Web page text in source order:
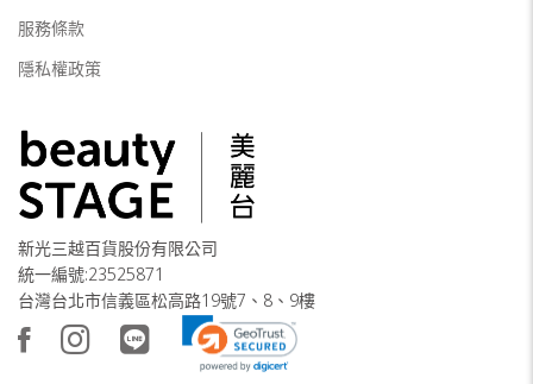
服務條款
隱私權政策
新光三越百貨股份有限公司
統一編號:23525871
台灣台北市信義區松高路19號7、8、9樓